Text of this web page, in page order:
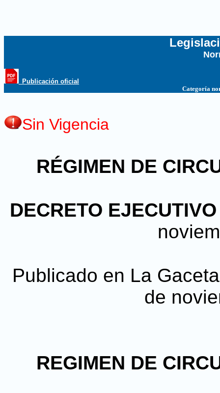
_Publicación oficial
Categoría
Sin Vigencia
RÉGIMEN DE
DECRETO
Publicado en La
de
REGIMEN DE